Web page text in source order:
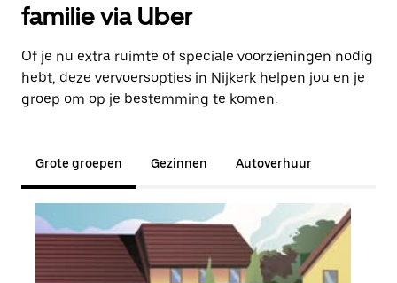
familie via Uber
Of je nu extra ruimte of speciale voorzieningen nodig
hebt, deze vervoersopties in Nijkerk helpen jou en je
groep om op je bestemming te komen.
Grote groepen Gezinnen Autoverhuur